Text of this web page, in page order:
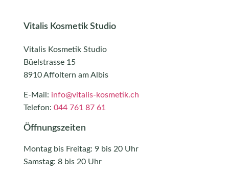
Vitalis Kosmetik Studio
Vitalis Kosmetik Studio
Büelstrasse 15
8910 Affoltern am Albis
E‑Mail: info@vitalis-kosmetik.ch
Telefon: 044 761 87 61
Öffnungszeiten
Montag bis Freitag: 9 bis 20 Uhr
Samstag: 8 bis 20 Uhr